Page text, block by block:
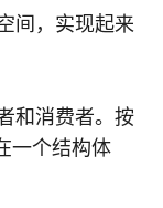
间，实现起来
和消费者。按
一个结构体